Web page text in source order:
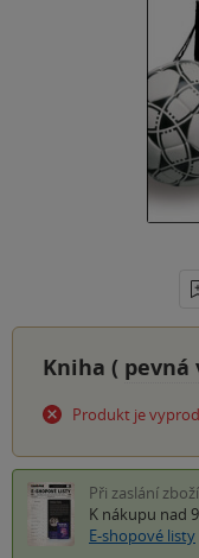
Kniha ( pevná
Produkt je
Při zaslání
K nákupu nad
E-shopové listy